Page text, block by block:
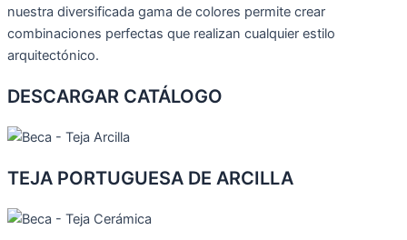
nuestra diversificada gama de colores permite crear
combinaciones perfectas que realizan cualquier estilo
arquitectónico.
DESCARGAR CATÁLOGO
TEJA PORTUGUESA DE ARCILLA